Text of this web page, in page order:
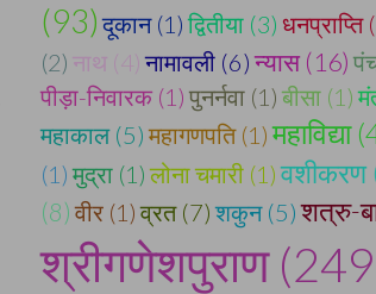
(93) दूकान (1) द्वितीया (3) धनप्राप्ति
(2) नाथ (4) नामावली (6) न्यास (16)
पीड़ा-निवारक (1) पुनर्नवा (1) बीसा (1)
महाकाल (5) महागणपति (1) महाविद्या
(1) मुद्रा (1) लोना चमारी (1) वशीकरण
(8) वीर (1) व्रत (7) शकुन (5) शत्रु-
श्रीगणेशपुराण